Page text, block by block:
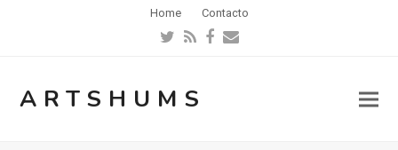
Home Contacto
Twitter
RSSFacebook
Email
ARTSHUMS